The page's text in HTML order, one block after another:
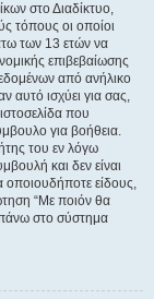
στο Διαδίκτυο,
τόπους οι οποίοι
των 13 ετών να
επιβεβαίωσης
από ανήλικο
αυτό ισχύει για σας,
που
για βοήθεια.
του εν λόγω
και δεν είναι
οποιουδήποτε είδους,
“Με ποιόν θα
στο σύστημα